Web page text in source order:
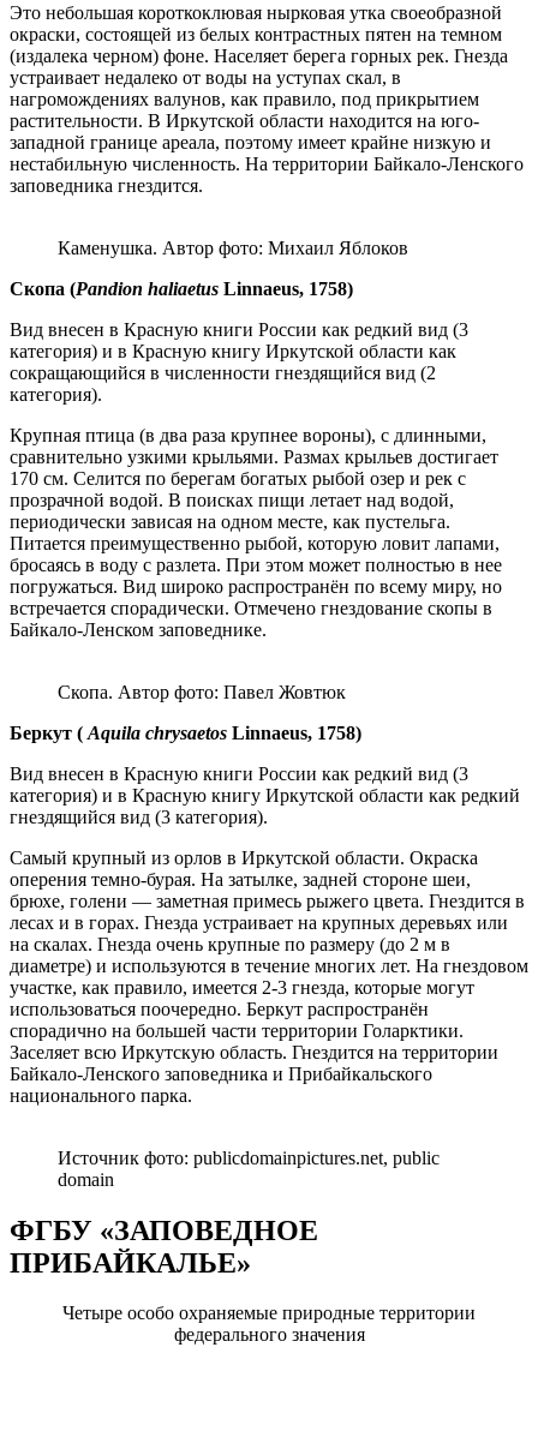
Это небольшая короткоклювая нырковая утка своеобразной
окраски, состоящей из белых контрастных пятен на темном
(издалека черном) фоне. Населяет берега горных рек. Гнезда
устраивает недалеко от воды на уступах скал, в
нагромождениях валунов, как правило, под прикрытием
растительности. В Иркутской области находится на юго-
западной границе ареала, поэтому имеет крайне низкую и
нестабильную численность. На территории Байкало-Ленского
заповедника гнездится.
Каменушка. Автор фото: Михаил Яблоков
Скопа (Pandion haliaetus Linnaeus, 1758)
Вид внесен в Красную книги России как редкий вид (3
категория) и в Красную книгу Иркутской области как
сокращающийся в численности гнездящийся вид (2
категория).
Крупная птица (в два раза крупнее вороны), с длинными,
сравнительно узкими крыльями. Размах крыльев достигает
170 см. Селится по берегам богатых рыбой озер и рек с
прозрачной водой. В поисках пищи летает над водой,
периодически зависая на одном месте, как пустельга.
Питается преимущественно рыбой, которую ловит лапами,
бросаясь в воду с разлета. При этом может полностью в нее
погружаться. Вид широко распространён по всему миру, но
встречается спорадически. Отмечено гнездование скопы в
Байкало-Ленском заповеднике.
Скопа. Автор фото: Павел Жовтюк
Беркут ( Aquila chrysaetos Linnaeus, 1758)
Вид внесен в Красную книги России как редкий вид (3
категория) и в Красную книгу Иркутской области как редкий
гнездящийся вид (3 категория).
Самый крупный из орлов в Иркутской области. Окраска
оперения темно-бурая. На затылке, задней стороне шеи,
брюхе, голени — заметная примесь рыжего цвета. Гнездится в
лесах и в горах. Гнезда устраивает на крупных деревьях или
на скалах. Гнезда очень крупные по размеру (до 2 м в
диаметре) и используются в течение многих лет. На гнездовом
участке, как правило, имеется 2-3 гнезда, которые могут
использоваться поочередно. Беркут распространён
спорадично на большей части территории Голарктики.
Заселяет всю Иркутскую область. Гнездится на территории
Байкало-Ленского заповедника и Прибайкальского
национального парка.
Источник фото: publicdomainpictures.net, public
domain
ФГБУ «ЗАПОВЕДНОЕ
ПРИБАЙКАЛЬЕ»
Четыре особо охраняемые природные территории
федерального значения